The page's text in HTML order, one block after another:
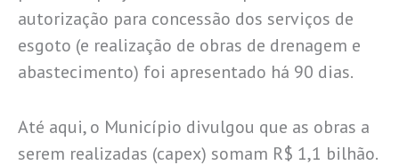
autorização para concessão dos serviços de
esgoto (e realização de obras de drenagem e
abastecimento) foi apresentado há 90 dias.
Até aqui, o Município divulgou que as obras a
serem realizadas (capex) somam R$ 1,1 bilhão.